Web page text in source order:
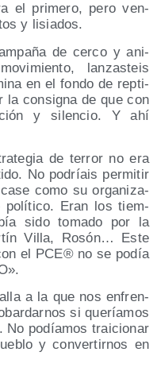
el pri­me­ro, pero ven­
y lisiados.
de cer­co y ani­
lan­zas­teis
en el fon­do de rep­ti­
la con­sig­na de que con
y silen­cio. Y ahí
de terror no era
No podríais per­mi­tir
como su orga­ni­za­
polí­ti­co. Eran los tiem­
sido toma­do por la
Villa, Rosón… Este
el PCE® no se podía
a la que nos enfren­
si que­ría­mos
No podía­mos trai­cio­nar
y con­ver­tir­nos en